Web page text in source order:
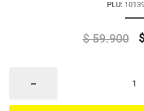
PLU:
$ 59.900